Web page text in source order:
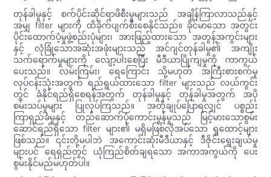
တုန်ခါမှုနှင့် စက်ပိုင်းဆိုင်ရာဖိစီးမှုများသည် အချိန်ကြာလာသည်နှင့်
အမျှ filter များကို ထိခိုက်ပျက်စီးစေနိုင်သည်။ ခိုင်မာသော အတွင်း
ပိုင်းထောက်ပံ့မှုဖွဲ့စည်းပုံများ၊ အားဖြည့်ထားသော အတွန့်အကွင်းများ
နှင့် လုံခြုံသောအဆုံးအဖုံးများသည် အင်ဂျင်တုန်ခါမှု၏ အကျိုး
သက်ရောက်မှုများကို လျော့ပါးစေပြီး မီဒီယာပြိုကျမှုကို ကာကွယ်
ပေးသည်။ လမ်းကြမ်း၊ ရေကြောင်း သို့မဟုတ် အကြီးစားစက်မှု
လုပ်ငန်းသုံးအတွက် ရည်ရွယ်ထားသော filter များသည် လယ်ကွင်း
တွင် ခံနိုင်ရည်ရှိစေရန်အတွက် တုန်ခါမှုနှင့် တုန်ခါမှုအတွက် အပို
စမ်းသပ်မှုများ ပြုလုပ်ကြသည်။ အတိုချုပ်ပြောရလျှင် ပစ္စည်း
ကြာရှည်ခံမှုနှင့် တည်ဆောက်ပုံကောင်းမွန်မှုသည် မြင့်မားသောစွမ်း
ဆောင်ရည်ရှိသော filter များ၏ မရှိမဖြစ်လိုအပ်သော ရှုထောင့်များ
ဖြစ်သည်။ ၎င်းတို့မပါဘဲ အကောင်းဆုံးမီဒီယာနှင့် ဒီဇိုင်းရွေးချယ်မှု
များပင် ရေရှည်တွင် ယုံကြည်စိတ်ချရသော အကာအကွယ်ကို ပေး
စွမ်းနိုင်မည်မဟုတ်ပါ။